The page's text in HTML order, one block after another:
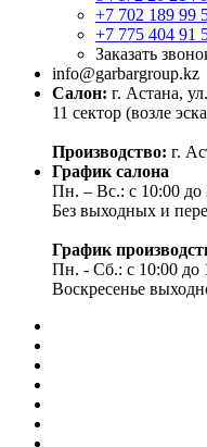
+7 702 189 99
+7 775 404 91
Заказать
info@garbargroup.kz
Салон: г. Астана,
11 сектор (возле
Производство: г.
График салона
Пн. – Вс.: с 10:00 до
Без выходных и
График
Пн. - Сб.: с 10:00 до
Воскресенье